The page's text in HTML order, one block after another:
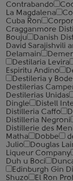
Contrabando
La Magdalena
Cuba Ron
Cragganmore
Bouju
Danish
David Sarajishvili
Delamain
Destilaria Levira
Espiritu Andino
Destileria y
Destilerias
Destilerias Unidas
Dingle
Distell
Distilleria Caffo
Distilleria Negroni
Distillerie des
Matha
Dobbe
Julio
Douglas
Liqueur Company
Duh u Boci
Edinburgh Gin
Shuzo
El Ron